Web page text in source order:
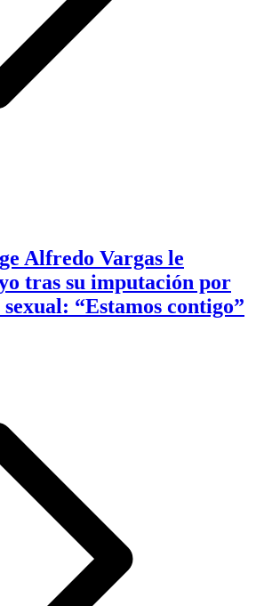
Alfredo Vargas le
tras su imputación por
“Estamos contigo”